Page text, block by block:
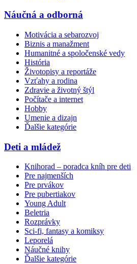
Náučná a odborná
Motivácia a sebarozvoj
Biznis a manažment
Humanitné a spoločenské vedy
História
Životopisy a reportáže
Vzťahy a rodina
Zdravie a životný štýl
Počítače a internet
Hobby
Umenie a dizajn
Ďalšie kategórie
Deti a mládež
Knihorad – poradca kníh pre deti
Pre najmenších
Pre prvákov
Pre pubertiakov
Young Adult
Beletria
Rozprávky
Sci-fi, fantasy a komiksy
Leporelá
Náučné knihy
Ďalšie kategórie